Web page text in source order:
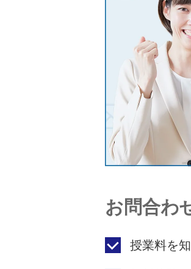
お問合わ
授業料を